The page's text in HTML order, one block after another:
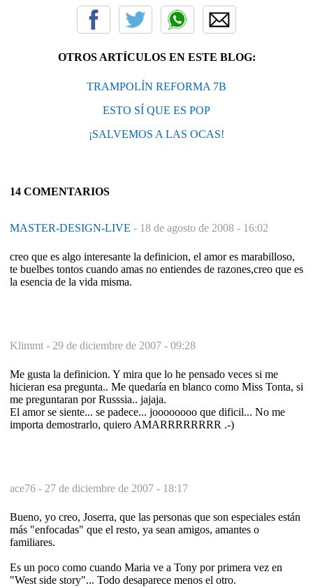
OTROS ARTÍCULOS EN ESTE BLOG:
TRAMPOLÍN REFORMA 7B
ESTO SÍ QUE ES POP
¡SALVEMOS A LAS OCAS!
14 COMENTARIOS
MASTER-DESIGN-LIVE - 18 de agosto de 2008 - 16:02
creo que es algo interesante la definicion, el amor es marabilloso,
te buelbes tontos cuando amas no entiendes de razones,creo que es
la esencia de la vida misma.
Klimmt - 29 de diciembre de 2007 - 09:28
Me gusta la definicion. Y mira que lo he pensado veces si me
hicieran esa pregunta.. Me quedaría en blanco como Miss Tonta, si
me preguntaran por Russsia.. jajaja.
El amor se siente... se padece... joooooooo que dificil... No me
importa demostrarlo, quiero AMARRRRRRRR .-)
ace76 - 27 de diciembre de 2007 - 18:17
Bueno, yo creo, Joserra, que las personas que son especiales están
más "enfocadas" que el resto, ya sean amigos, amantes o
familiares.
Es un poco como cuando Maria ve a Tony por primera vez en
"West side story"... Todo desaparece menos el otro.